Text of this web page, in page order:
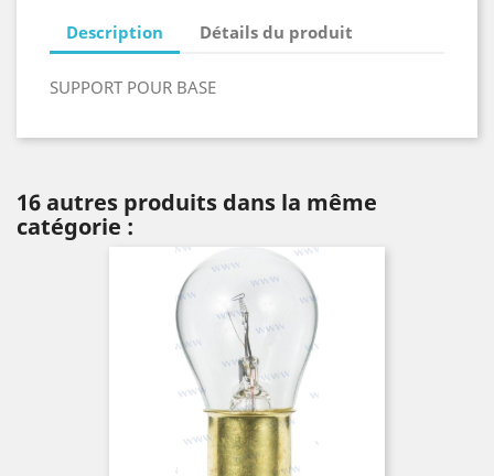
Description Détails du produit
SUPPORT POUR BASE
16 autres produits dans la même
catégorie :